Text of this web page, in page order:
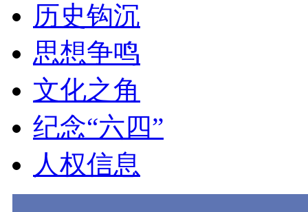
历史钩沉
思想争鸣
文化之角
纪念“六四”
人权信息